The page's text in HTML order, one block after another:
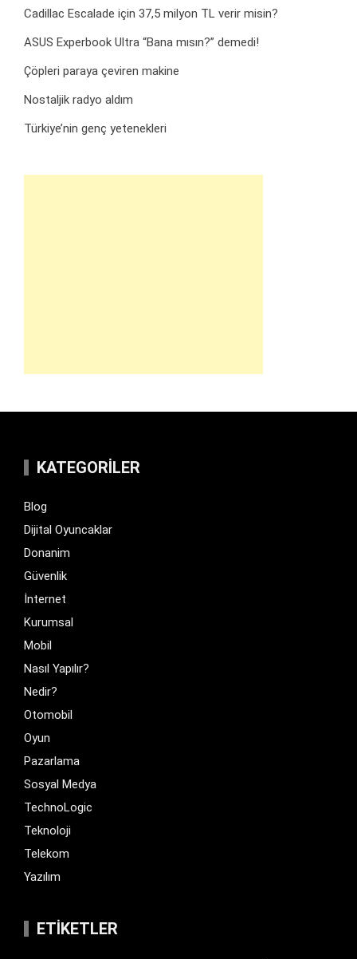
Cadillac Escalade için 37,5 milyon TL verir misin?
ASUS Experbook Ultra “Bana mısın?” demedi!
Çöpleri paraya çeviren makine
Nostaljik radyo aldım
Türkiye’nin genç yetenekleri
KATEGORILER
Blog
Dijital Oyuncaklar
Donanim
Güvenlik
İnternet
Kurumsal
Mobil
Nasıl Yapılır?
Nedir?
Otomobil
Oyun
Pazarlama
Sosyal Medya
TechnoLogic
Teknoloji
Telekom
Yazılım
ETIKETLER